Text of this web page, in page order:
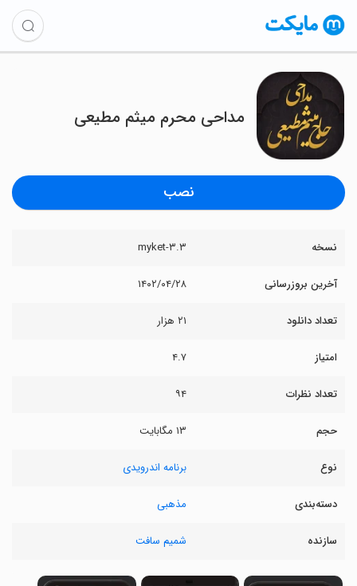
مداحی محرم میثم مطیعی
نصب
نسخه ۳.۳-myket
آخرین بروزرسانی ۱۴۰۲/۰۴/۲۸
تعداد دانلود ۲۱ هزار
امتیاز ۴.۷
تعداد نظرات ۹۴
حجم ۱۳ مگابایت
نوع برنامه اندرویدی
دسته‌بندی مذهبی
سازنده شمیم سافت